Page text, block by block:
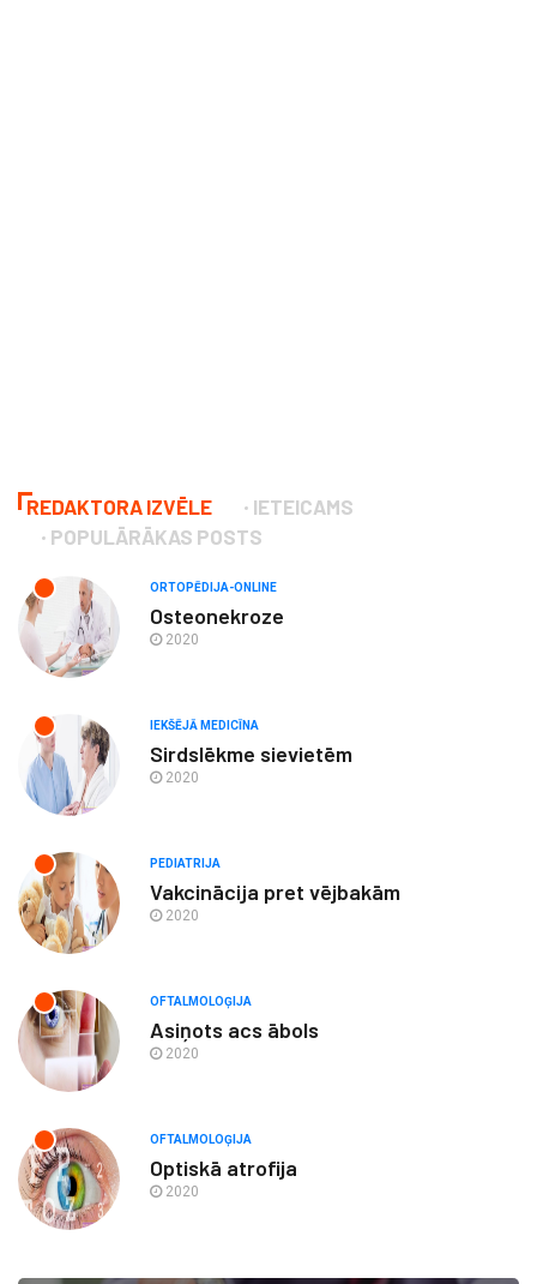
REDAKTORA IZVĒLE
IETEICAMS
POPULĀRĀKAS POSTS
ORTOPĒDIJA-ONLINE
Osteonekroze
2020
IEKŠĒJĀ MEDICĪNA
Sirdslēkme sievietēm
2020
PEDIATRIJA
Vakcinācija pret vējbakām
2020
OFTALMOLOĢIJA
Asiņots acs ābols
2020
OFTALMOLOĢIJA
Optiskā atrofija
2020